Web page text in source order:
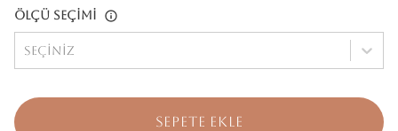
Ölçü Seçimi
Seçiniz
SEPETE EKLE